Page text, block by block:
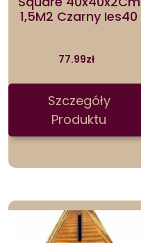
1,5M2 Czarny Ies40
77.99zł
Szczegóły
Produktu